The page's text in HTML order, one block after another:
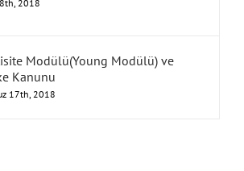
2018
Modülü(Young Modülü) ve
Kanunu
17th, 2018